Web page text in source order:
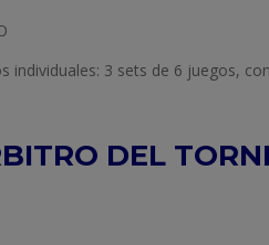
individuales: 3 sets de 6 juegos,
DEL